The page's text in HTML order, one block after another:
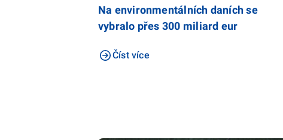
Na environmentálních daních se
vybralo přes 300 miliard eur
Číst více